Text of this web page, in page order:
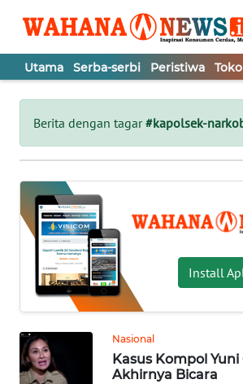
Utama Serba-serbi Peristiwa
Berita dengan tagar#kapolsek-
Install
Nasional
Kasus Kompol
Akhirnya Bicara
Tutup
UTAMA
SERBA-
SERBI
PERISTIWA
TOKOH
OPINI